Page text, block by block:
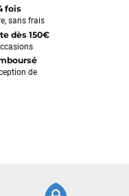
fois
sans frais
dès 150€
de
me conseiller